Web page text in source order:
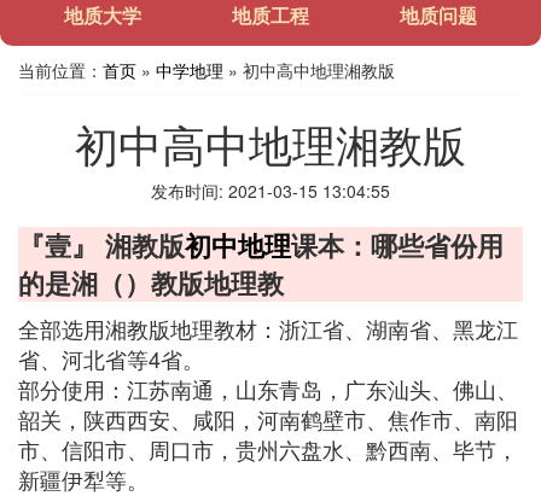
地质大学 地质工程 地质问题
当前位置： 首页 » 中学地理 » 初中高中地理湘教版
初中高中地理湘教版
发布时间: 2021-03-15 13:04:55
『壹』 湘教版初中地理课本：哪些省份用
的是湘（）教版地理教
全部选用湘教版地理教材：浙江省、湖南省、黑龙江
省、河北省等4省。
部分使用：江苏南通，山东青岛，广东汕头、佛山、
韶关，陕西西安、咸阳，河南鹤壁市、焦作市、南阳
市、信阳市、周口市，贵州六盘水、黔西南、毕节，
新疆伊犁等。